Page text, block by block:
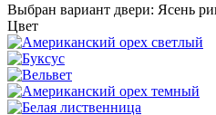
Выбран вариант двери: Ясень
Цвет